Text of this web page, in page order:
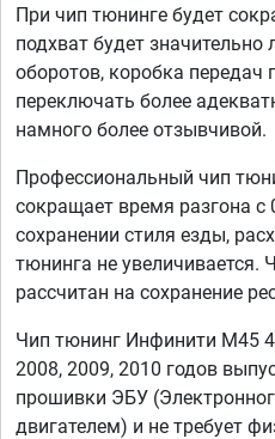
При чип тюнинге будет
подхват будет значительно
оборотов, коробка передач
переключать более
намного более отзывчивой.
Профессиональный чип
сокращает время разгона
сохранении стиля езды,
тюнинга не увеличивается.
рассчитан на сохранение
Чип тюнинг Инфинити M45
2008, 2009, 2010 годов
прошивки ЭБУ
двигателем) и не требует